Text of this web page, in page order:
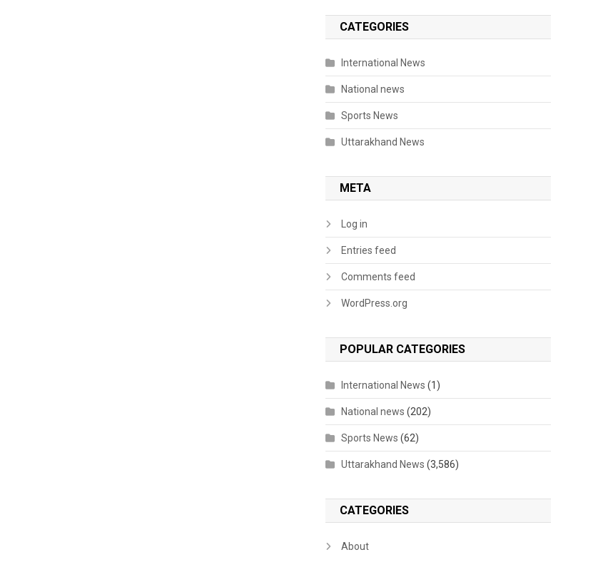
CATEGORIES
International News
National news
Sports News
Uttarakhand News
META
Log in
Entries feed
Comments feed
WordPress.org
POPULAR CATEGORIES
International News (1)
National news (202)
Sports News (62)
Uttarakhand News (3,586)
CATEGORIES
About